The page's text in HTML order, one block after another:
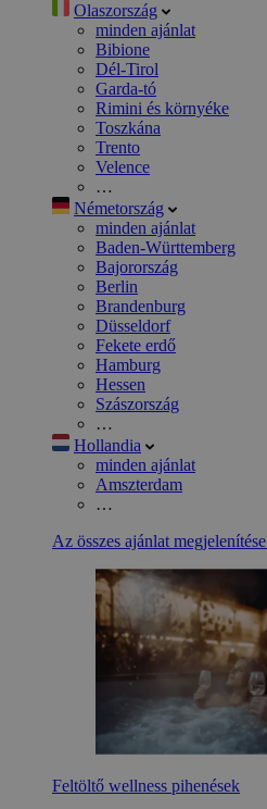
Olaszország
minden ajánlat
Bibione
Dél-Tirol
Garda-tó
Rimini és környéke
Toszkána
Trento
Velence
…
Németország
minden ajánlat
Baden-Württemberg
Bajorország
Berlin
Brandenburg
Düsseldorf
Fekete erdő
Hamburg
Hessen
Szászország
…
Hollandia
minden ajánlat
Amszterdam
…
Az összes ajánlat megjelenítése
Feltöltő wellness pihenések